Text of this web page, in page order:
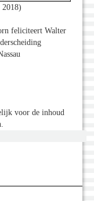
2018)
feliciteert Walter
voor de inhoud